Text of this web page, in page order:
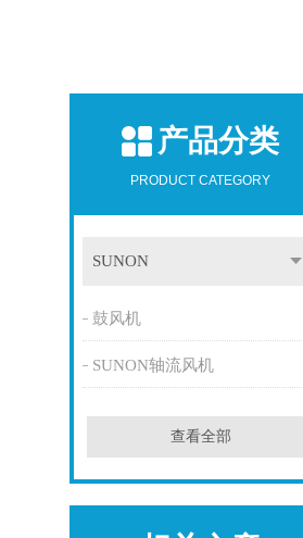
产品分类
PRODUCT CATEGORY
SUNON
鼓风机
SUNON轴流风机
查看全部